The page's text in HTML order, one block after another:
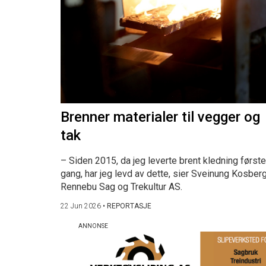
Brenner materialer til vegger og
tak
– Siden 2015, da jeg leverte brent kledning første
gang, har jeg levd av dette, sier Sveinung
Rennebu Sag og Trekultur AS.
22 Jun 2026 • REPORTASJE